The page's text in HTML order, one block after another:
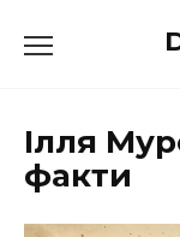
до
Ілля
факти